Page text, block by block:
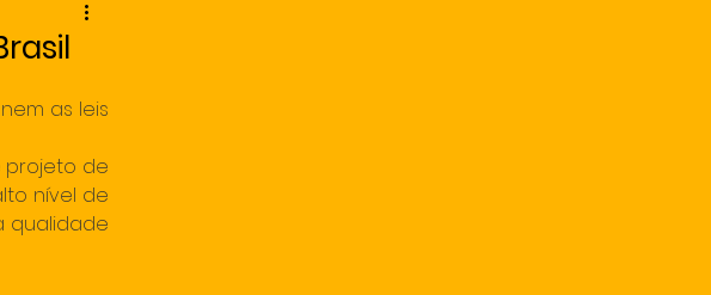
as leis
projeto de
nível de
qualidade